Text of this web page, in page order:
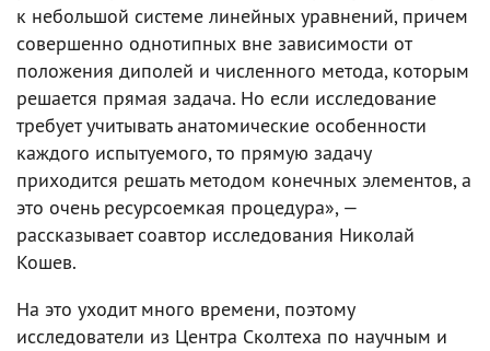
к небольшой системе линейных уравнений, причем
совершенно однотипных вне зависимости от
положения диполей и численного метода, которым
решается прямая задача. Но если исследование
требует учитывать анатомические особенности
каждого испытуемого, то прямую задачу
приходится решать методом конечных элементов, а
это очень ресурсоемкая процедура», —
рассказывает соавтор исследования Николай
Кошев.
На это уходит много времени, поэтому
исследователи из Центра Сколтеха по научным и